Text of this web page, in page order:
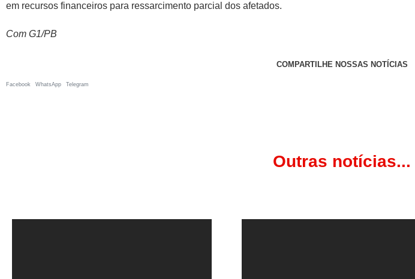
em recursos financeiros para ressarcimento parcial dos afetados.
Com G1/PB
COMPARTILHE NOSSAS NOTÍCIAS
Facebook WhatsApp Telegram
Outras notícias...